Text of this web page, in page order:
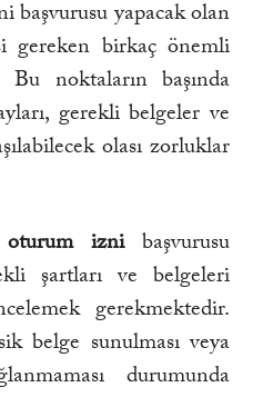
başvurusu yapacak olan
gereken birkaç önemli
Bu noktaların başında
gerekli belgeler ve
olası zorluklar
oturum iznibaşvurusu
şartları ve belgeleri
gerekmektedir.
belge sunulması veya
durumunda